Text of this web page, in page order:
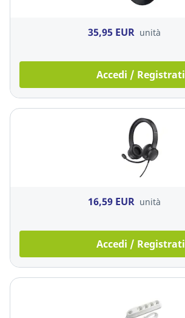
35,95 EUR unità
Accedi / Registrati
16,59 EUR unità
Accedi / Registrati